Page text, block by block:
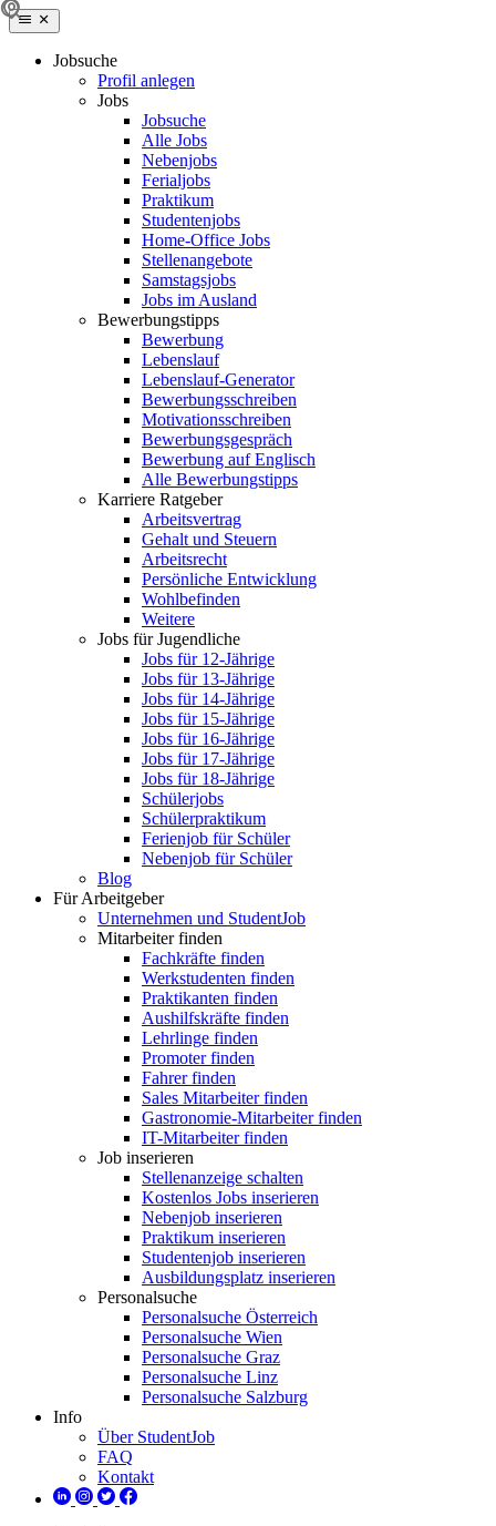
Jobsuche
Profil anlegen
Jobs
Jobsuche
Alle Jobs
Nebenjobs
Ferialjobs
Praktikum
Studentenjobs
Home-Office Jobs
Stellenangebote
Samstagsjobs
Jobs im Ausland
Bewerbungstipps
Bewerbung
Lebenslauf
Lebenslauf-Generator
Bewerbungsschreiben
Motivationsschreiben
Bewerbungsgespräch
Bewerbung auf Englisch
Alle Bewerbungstipps
Karriere Ratgeber
Arbeitsvertrag
Gehalt und Steuern
Arbeitsrecht
Persönliche Entwicklung
Wohlbefinden
Weitere
Jobs für Jugendliche
Jobs für 12-Jährige
Jobs für 13-Jährige
Jobs für 14-Jährige
Jobs für 15-Jährige
Jobs für 16-Jährige
Jobs für 17-Jährige
Jobs für 18-Jährige
Schülerjobs
Schülerpraktikum
Ferienjob für Schüler
Nebenjob für Schüler
Blog
Für Arbeitgeber
Unternehmen und StudentJob
Mitarbeiter finden
Fachkräfte finden
Werkstudenten finden
Praktikanten finden
Aushilfskräfte finden
Lehrlinge finden
Promoter finden
Fahrer finden
Sales Mitarbeiter finden
Gastronomie-Mitarbeiter finden
IT-Mitarbeiter finden
Job inserieren
Stellenanzeige schalten
Kostenlos Jobs inserieren
Nebenjob inserieren
Praktikum inserieren
Studentenjob inserieren
Ausbildungsplatz inserieren
Personalsuche
Personalsuche Österreich
Personalsuche Wien
Personalsuche Graz
Personalsuche Linz
Personalsuche Salzburg
Info
Über StudentJob
FAQ
Kontakt